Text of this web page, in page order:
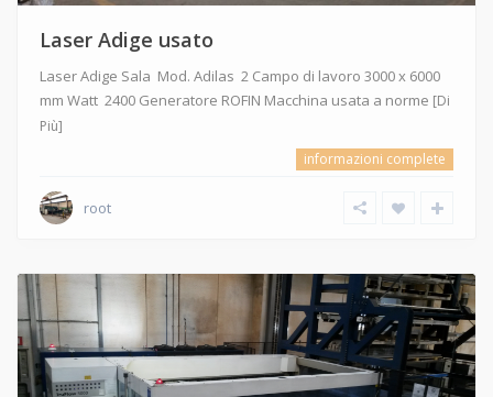
Laser Adige usato
Laser Adige Sala Mod. Adilas 2 Campo di lavoro 3000 x 6000
mm Watt 2400 Generatore ROFIN Macchina usata a norme [Di
Più]
informazioni complete
root